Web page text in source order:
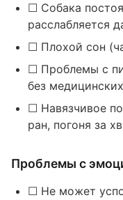
☐ Собака
расслабляется
☐ Плохой сон
☐ Проблемы с
без
☐ Навязчивое
ран, погоня за
Проблемы с
☐ Не может